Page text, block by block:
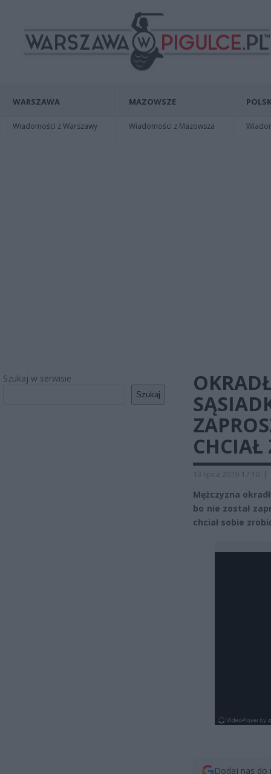
WARSZAWA
Wiadomości z Warszawy
MAZOWSZE
Wiadomości z Mazowsza
Szukaj w serwisie
Szukaj
CHCIAŁ
13 lipca 2019 17:10 |
Mężczyzna
bo nie został
chciał sobie
Dodaj nas do